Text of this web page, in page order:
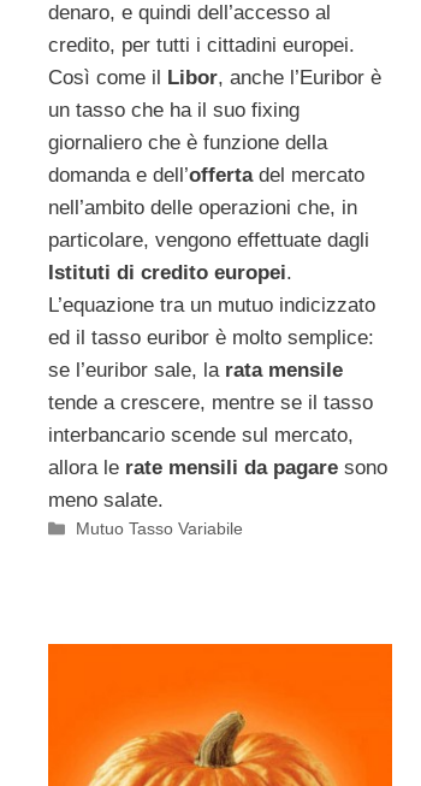
denaro, e quindi dell’accesso al
credito, per tutti i cittadini europei.
Così come il
Libor, anche l’Euribor è
un tasso che ha il suo fixing
giornaliero che è funzione della
domanda e dell’offerta del mercato
nell’ambito delle operazioni che, in
particolare, vengono effettuate dagli
Istituti di credito europei.
L’equazione tra un mutuo indicizzato
ed il tasso euribor è molto semplice:
se l’euribor sale, larata mensile
tende a crescere, mentre se il tasso
interbancario scende sul mercato,
allora le rate mensili da pagare sono
meno salate.
Categorie
Mutuo Tasso Variabile